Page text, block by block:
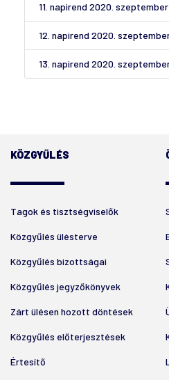
11. napirend 2020.
12. napirend 2020.
13. napirend 2020.
KÖZGYŰLÉS
Tagok és tisztségviselők
Közgyűlés ülésterve
Közgyűlés bizottságai
Közgyűlés jegyzőkönyvek
Zárt ülésen hozott döntések
Közgyűlés előterjesztések
Értesítő